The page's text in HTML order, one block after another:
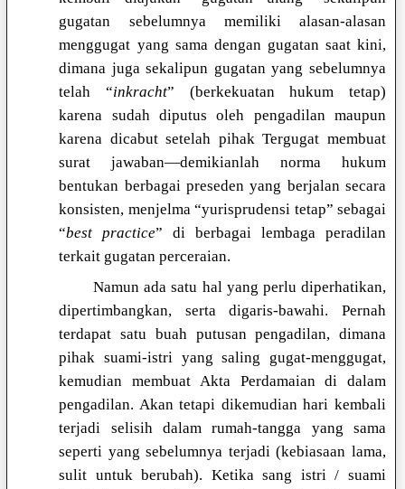
gugatan sebelumnya memiliki alasan-alasan
menggugat yang sama dengan gugatan saat kini,
dimana juga sekalipun gugatan yang sebelumnya
telah “inkracht” (berkekuatan hukum tetap)
karena sudah diputus oleh pengadilan maupun
karena dicabut setelah pihak Tergugat membuat
surat jawaban—demikianlah norma hukum
bentukan berbagai preseden yang berjalan secara
konsisten, menjelma “yurisprudensi tetap” sebagai
“best practice” di berbagai lembaga peradilan
terkait gugatan perceraian.
Namun ada satu hal yang perlu diperhatikan,
dipertimbangkan, serta digaris-bawahi. Pernah
terdapat satu buah putusan pengadilan, dimana
pihak suami-istri yang saling gugat-menggugat,
kemudian membuat Akta Perdamaian di dalam
pengadilan. Akan tetapi dikemudian hari kembali
terjadi selisih dalam rumah-tangga yang sama
seperti yang sebelumnya terjadi (kebiasaan lama,
sulit untuk berubah). Ketika sang istri / suami